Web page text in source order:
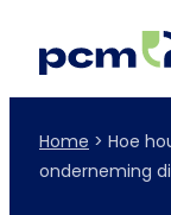
Home > Hoe
onderneming